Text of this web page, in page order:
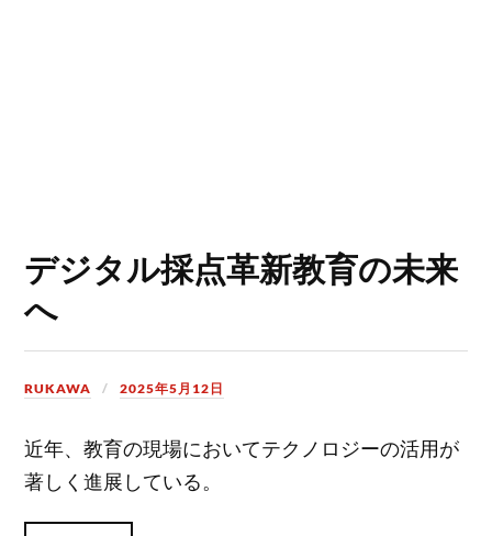
デジタル採点革新教育の未来
へ
RUKAWA 2025年5月12日
近年、教育の現場においてテクノロジーの活用が
著しく進展している。